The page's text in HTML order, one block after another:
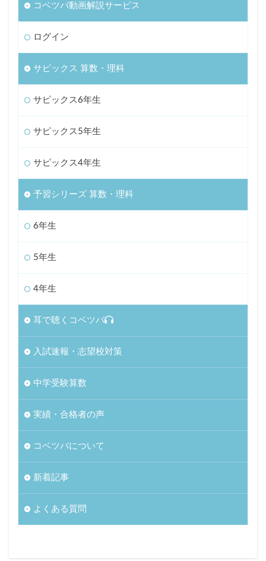
コベツバ動画解説サービス
ログイン
サピックス 算数・理科
サピックス6年生
サピックス5年生
サピックス4年生
予習シリーズ 算数・理科
6年生
5年生
4年生
耳で聴くコベツバ
入試速報・志望校対策
中学受験算数
実績・合格者の声
コベツバについて
新着記事
よくある質問